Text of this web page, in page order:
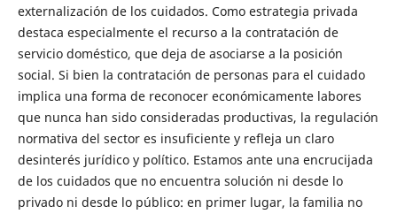
externalización de los cuidados. Como estrategia privada
destaca especialmente el recurso a la contratación de
servicio doméstico, que deja de asociarse a la posición
social. Si bien la contratación de personas para el cuidado
implica una forma de reconocer económicamente labores
que nunca han sido consideradas productivas, la regulación
normativa del sector es insuficiente y refleja un claro
desinterés jurídico y político. Estamos ante una encrucijada
de los cuidados que no encuentra solución ni desde lo
privado ni desde lo público: en primer lugar, la familia no